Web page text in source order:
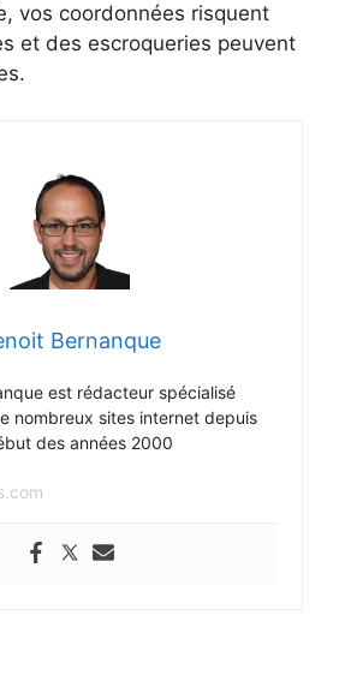
vos coordonnées risquent
et des escroqueries peuvent
Bernanque
est rédacteur spécialisé
nombreux sites internet depuis
des années 2000